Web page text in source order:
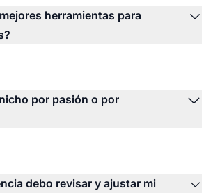
herramientas para
por pasión o por
debo revisar y ajustar mi